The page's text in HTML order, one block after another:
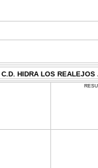
C.D. HIDRA LOS REALEJOS